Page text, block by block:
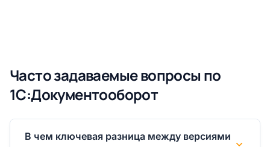
Часто задаваемые вопросы по
1С:Документооборот
В чем ключевая разница между версиями